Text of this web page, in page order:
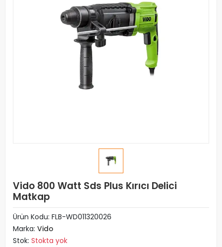
Vido 800 Watt Sds Plus Kırıcı Delici
Matkap
Ürün Kodu: FLB-WD011320026
Marka: Vido
Stok: Stokta yok